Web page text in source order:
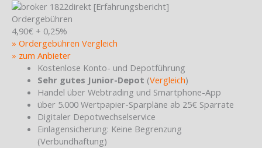
Ordergebühren
4,90€ + 0,25%
» Ordergebühren Vergleich
» zum Anbieter
Kostenlose Konto- und Depotführung
Sehr gutes Junior-Depot (Vergleich)
Handel über Webtrading und Smartphone-App
über 5.000 Wertpapier-Sparpläne ab 25€ Sparrate
Digitaler Depotwechselservice
Einlagensicherung: Keine Begrenzung
(Verbundhaftung)